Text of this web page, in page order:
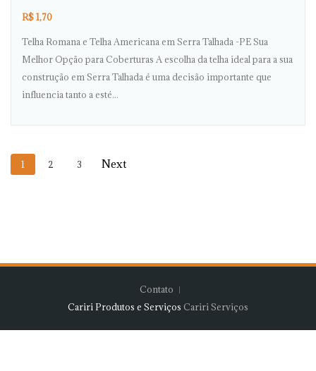
R$ 1,70
Telha Romana e Telha Americana em Serra Talhada -PE Sua
Melhor Opção para Coberturas A escolha da telha ideal para a sua
construção em Serra Talhada é uma decisão importante que
influencia tanto a esté...
1 2 3
Contato
Cariri Produtos e Serviços Cariri Serviços